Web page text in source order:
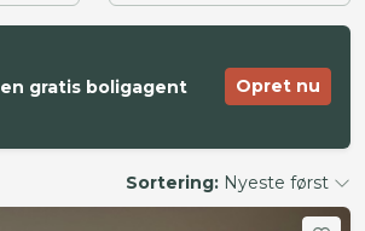
gratis boligagent Opret nu
Sortering: Nyeste først